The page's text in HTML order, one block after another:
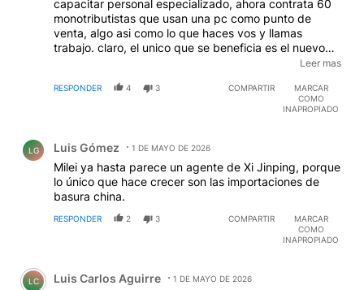
capacitar personal especializado, ahora contrata 60
monotributistas que usan una pc como punto de
venta, algo asi como lo que haces vos y llamas
trabajo. claro, el unico que se beneficia es el nuevo
empresario, porque no tiene riesgo, no tienen gastos,
cuando termines la secundaria te muestro la
ignorancia con orgullo como lo hacer
Leer mas
RESPONDER 4 3 COMPARTIR
MARCAR
COMO
INAPROPIADO
LG Luis Gómez 1 DE MAYO DE 2026
Milei ya hasta parece un agente de Xi Jinping, porque
lo único que hace crecer son las importaciones de
basura china.
RESPONDER 2 3 COMPARTIR
MARCAR
COMO
INAPROPIADO
Comentario de Luis Carlos Aguirre.
LC Luis Carlos Aguirre 1 DE MAYO DE 2026